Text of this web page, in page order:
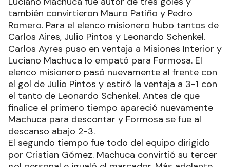
también convirtieron Mauro Patiño y Pedro
Romero. Para el elenco misionero hubo tantos de
Carlos Aires, Julio Pintos y Leonardo Schenkel.
Carlos Ayres puso en ventaja a Misiones Interior y
Luciano Machuca lo empató para Formosa. El
elenco misionero pasó nuevamente al frente con
el gol de Julio Pintos y estiró la ventaja a 3-1 con
el tanto de Leonardo Schenkel. Antes de que
finalice el primero tiempo apareció nuevamente
Machuca para descontar y Formosa se fue al
descanso abajo 2-3.
El segundo tiempo fue todo del equipo dirigido
por Cristian Gómez. Machuca convirtió su tercer